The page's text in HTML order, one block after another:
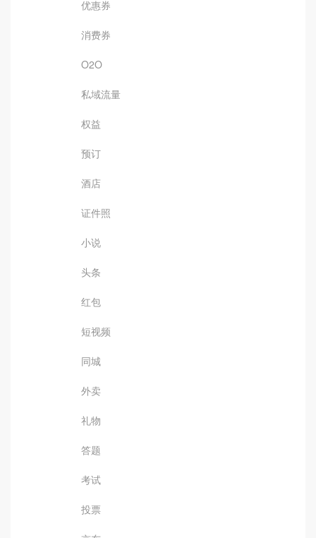
优惠券
消费券
O2O
私域流量
权益
预订
酒店
证件照
小说
头条
红包
短视频
同城
外卖
礼物
答题
考试
投票